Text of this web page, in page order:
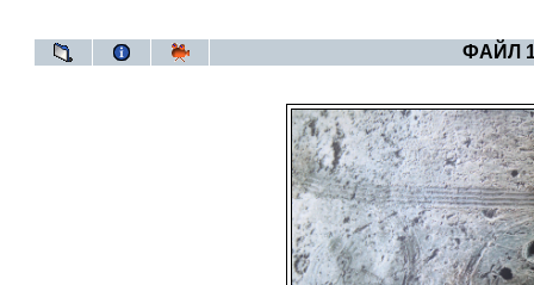
ФАЙЛ